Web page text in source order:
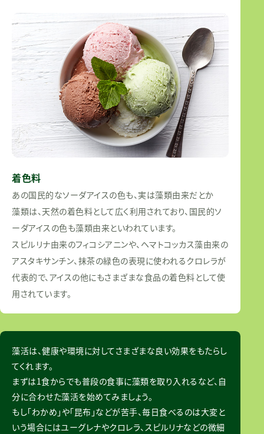
着色料
あの国民的なソーダアイスの色も、実は藻類由来だとか
藻類は、天然の着色料として広く利用されており、国民的ソ
ーダアイスの色も藻類由来といわれています。
スピルリナ由来のフィコシアニンや、ヘマトコッカス藻由来の
アスタキサンチン、抹茶の緑色の表現に使われるクロレラが
代表的で、アイスの他にもさまざまな食品の着色料として使
用されています。
藻活は、健康や環境に対してさまざまな良い効果をもたらし
てくれます。
まずは1食からでも普段の食事に藻類を取り入れるなど、自
分に合わせた藻活を始めてみましょう。
もし「わかめ」や「昆布」などが苦手、毎日食べるのは大変と
いう場合にはユーグレナやクロレラ、スピルリナなどの微細